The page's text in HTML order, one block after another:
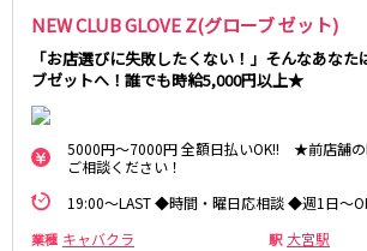
NEW CLUB GLOVE Z(グローブ ゼット)
「お店選びに失敗したくない！」そんなあな
ブゼットへ！誰でも時給5,000円以上★
5000円～7000円 全額日払いOK!! ★前店舗の
ご相談ください！
19:00～LAST ◆時間・曜日応相談 ◆週1日～
業種 キャバクラ 駅 大宮駅
神奈川県
関内
川崎
藤沢・鎌倉
相模原
大和
溝の口
平塚
横須賀
上大岡・戸塚
新横浜
武蔵小杉
東中野駅
飯田橋駅
下総中山駅
幕張本郷駅
JR中央線(快速)
新宿駅
立川駅
吉祥寺駅
神田駅